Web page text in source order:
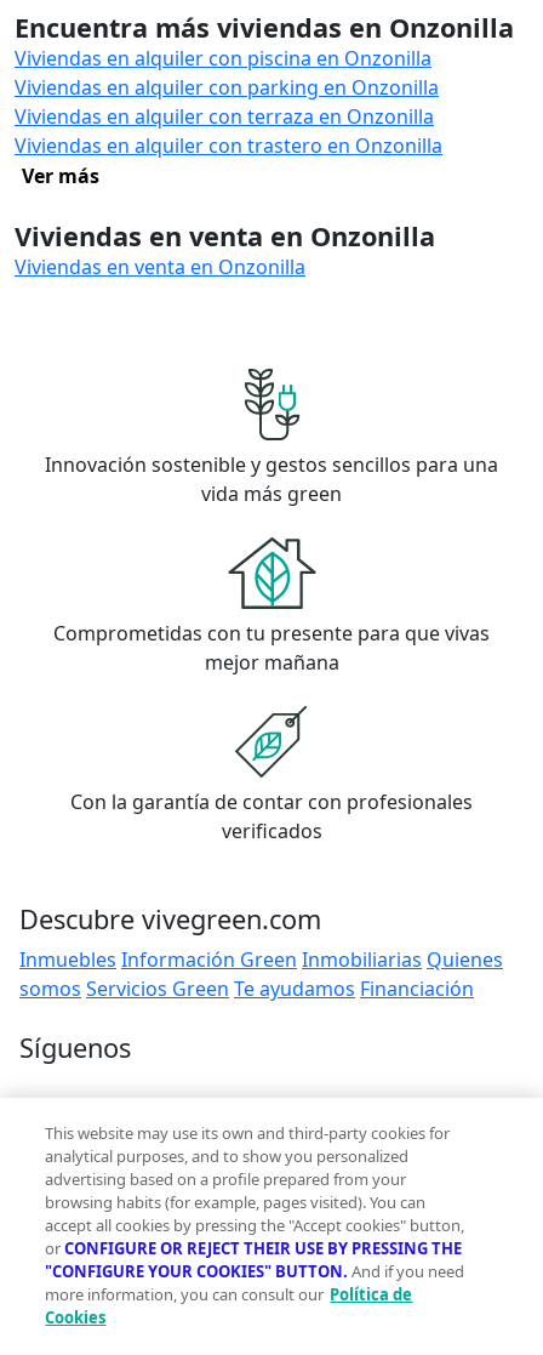
Encuentra más viviendas en Onzonilla
Viviendas en alquiler con piscina en Onzonilla
Viviendas en alquiler con parking en Onzonilla
Viviendas en alquiler con terraza en Onzonilla
Viviendas en alquiler con trastero en Onzonilla
Ver más
Viviendas en venta en Onzonilla
Viviendas en venta en Onzonilla
Innovación sostenible y gestos sencillos para una
vida más green
Comprometidas con tu presente para que vivas
mejor mañana
Con la garantía de contar con profesionales
verificados
Descubre vivegreen.com
Inmuebles Información Green Inmobiliarias Quienes
somos Servicios Green Te ayudamos Financiación
Síguenos
Contacto
hola@vivegreen.com
Aviso Legal
Condiciones de uso
This website may use its own and third-party cookies for
analytical purposes, and to show you personalized
advertising based on a profile prepared from your
browsing habits (for example, pages visited). You can
accept all cookies by pressing the "Accept cookies" button,
orCONFIGURE OR REJECT THEIR USE BY PRESSING THE
"CONFIGURE YOUR COOKIES" BUTTON. And if you need
more information, you can consult our Política de
Cookies